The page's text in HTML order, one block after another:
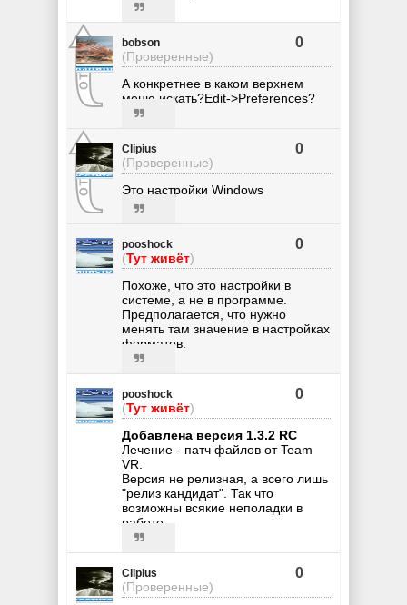
bobson
(Проверенные)
0
А конкретнее в каком верхнем
меню искать?Edit->Preferences?
Clipius
(Проверенные)
0
Это настройки Windows
pooshock
(Тут живёт)
0
Похоже, что это настройки в
системе, а не в программе.
Предполагается, что нужно
менять там значение в настройках
форматов.
pooshock
(Тут живёт)
0
Добавлена версия 1.3.2 RC
Лечение - патч файлов от Team
VR.
Версия не релизная, а всего лишь
"релиз кандидат". Так что
возможны всякие неполадки в
работе.
Clipius
(Проверенные)
0